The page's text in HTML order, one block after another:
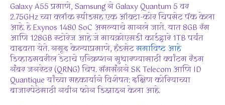
Galaxy A55 प्रमाणे, Samsung ने Galaxy Quantum 5 वर
2.75GHz च्या क्लॉक स्पीडसह एक ऑक्टा-कोर चिपसेट पॅक केला
आहे. हे Exynos 1480 SoC असल्याचे मानले जाते. यात 8GB रॅम
आणि 128GB स्टोरेज आहे जे मायक्रोएसडी कार्डद्वारे 1TB पर्यंत
वाढवता येते. नमूद केल्याप्रमाणे, हँडसेटसमाविष्ट आहे
डिव्हाइसवरील डेटाचे एन्क्रिप्शन सुधारण्यासाठी क्वांटम रँडम
नंबर जनरेटर (QRNG) चिप. सॅमसंगने SK Telecom आणि ID
Quantique यांच्या सहकार्याने विशेषत: दक्षिण कोरियाच्या
बाजारपेठेसाठी नवीन फोन डिझाइन केला आहे.